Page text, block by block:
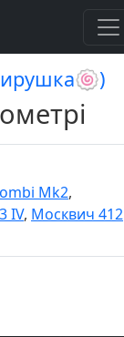
Mk2,
IV, Москвич 412